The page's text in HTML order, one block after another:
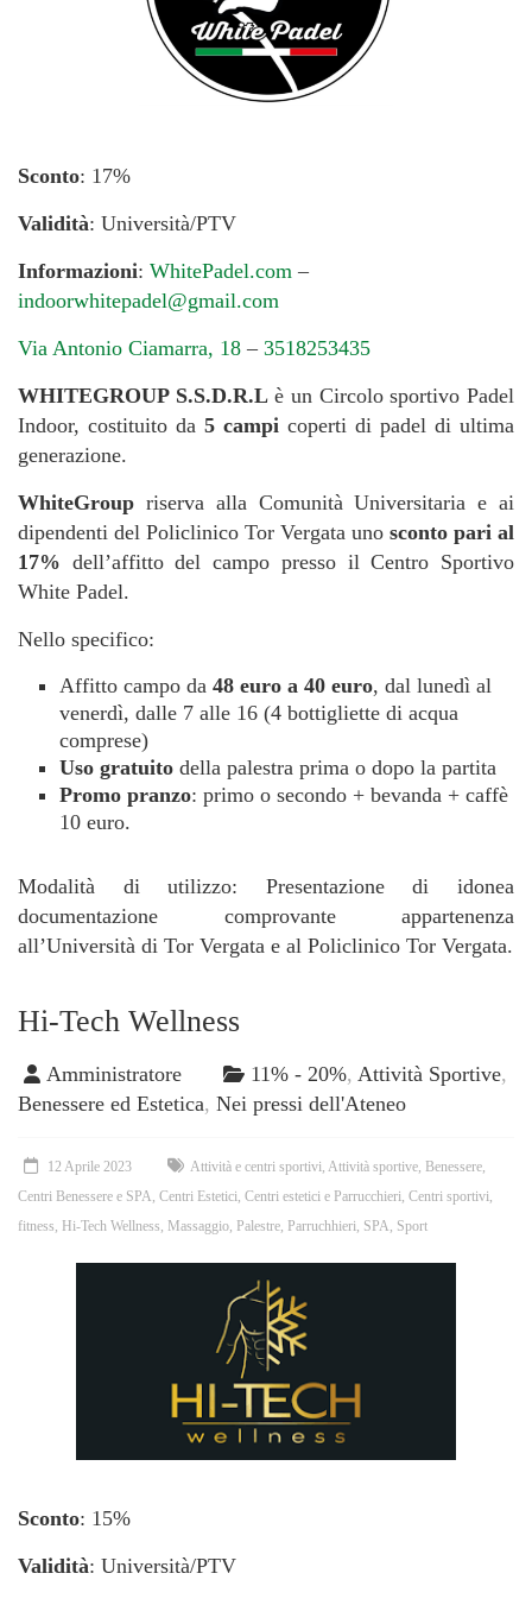
Sconto: 17%
Validità: Università/PTV
Informazioni: WhitePadel.com –
indoorwhitepadel@gmail.com
Via Antonio Ciamarra, 18 – 3518253435
WHITEGROUP S.S.D.R.Lè un Circolo sportivo Padel
Indoor, costituito da 5 campi coperti di padel di ultima
generazione.
WhiteGroup riserva alla Comunità Universitaria e ai
dipendenti del Policlinico Tor Vergata uno sconto pari al
17% dell’affitto del campo presso il Centro Sportivo
White Padel.
Nello specifico:
Affitto campo da 48 euro a 40 euro, dal lunedì al
venerdì, dalle 7 alle 16 (4 bottigliette di acqua
comprese)
Uso gratuito della palestra prima o dopo la partita
Promo pranzo: primo o secondo + bevanda + caffè
10 euro.
Modalità di utilizzo: Presentazione di idonea
documentazione comprovante appartenenza
all’Università di Tor Vergata e al Policlinico Tor Vergata.
Hi-Tech Wellness
Amministratore 11% - 20%, Attività Sportive,
Benessere ed Estetica, Nei pressi dell'Ateneo
12 Aprile 2023 Attività e centri sportivi Attività sportive Benessere
Centri Benessere e SPA Centri Estetici Centri estetici e Parrucchieri Centri sportivi
fitness Hi-Tech Wellness Massaggio Palestre Parruchhieri SPA Sport
Sconto: 15%
Validità: Università/PTV